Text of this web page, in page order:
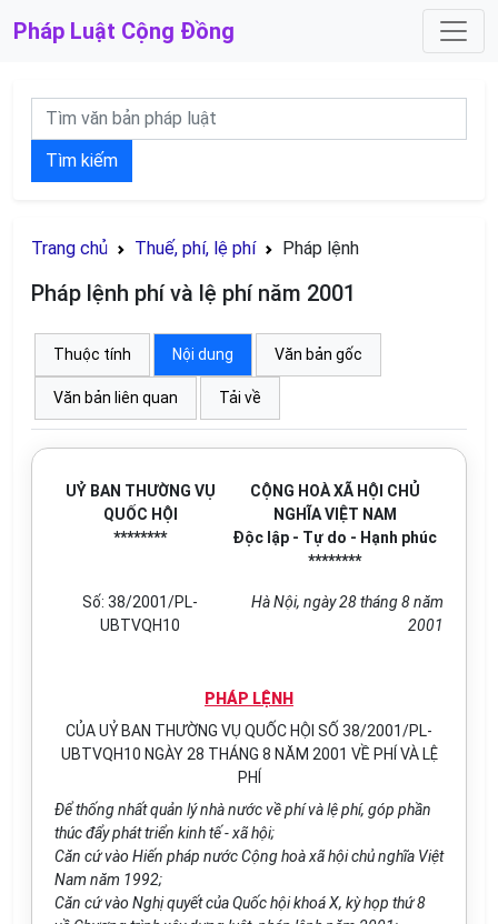
Pháp Luật Cộng Đồng
Tìm kiếm
Trang chủ Thuế, phí, lệ phí Pháp lệnh
Pháp lệnh phí và lệ phí năm 2001
Thuộc tính Nội dung Văn bản gốc
Văn bản liên quan Tải về
UỶ BAN THƯỜNG VỤ
QUỐC HỘI
********
CỘNG HOÀ XÃ HỘI CHỦ
NGHĨA VIỆT NAM
Độc lập - Tự do - Hạnh phúc
********
Số: 38/2001/PL-
UBTVQH10
Hà Nội, ngày 28 tháng 8 năm
2001
PHÁP LỆNH
CỦA UỶ BAN THƯỜNG VỤ QUỐC HỘI SỐ 38/2001/PL-
UBTVQH10 NGÀY 28 THÁNG 8 NĂM 2001 VỀ PHÍ VÀ LỆ
PHÍ
Để thống nhất quản lý nhà nước về phí và lệ phí, góp phần
thúc đẩy phát triển kinh tế - xã hội;
Căn cứ vào Hiến pháp nước Cộng hoà xã hội chủ nghĩa Việt
Nam năm 1992;
Căn cứ vào Nghị quyết của Quốc hội khoá X, kỳ họp thứ 8